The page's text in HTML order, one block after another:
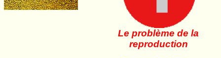
Le problème de la
reproduction